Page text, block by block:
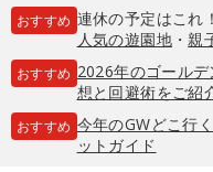
おすすめ 連休の予定はこれ
人気の遊園地・親
おすすめ 2026年のゴール
想と回避術をご紹
おすすめ 今年のGWどこ行
ットガイド